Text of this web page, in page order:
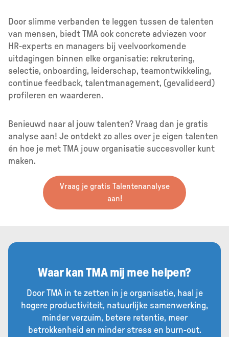
Door slimme verbanden te leggen tussen de talenten
van mensen, biedt TMA ook concrete adviezen voor
HR-experts en managers bij veelvoorkomende
uitdagingen binnen elke organisatie: rekrutering,
selectie, onboarding, leiderschap, teamontwikkeling,
continue feedback, talentmanagement, (gevalideerd)
profileren en waarderen.
Benieuwd naar al jouw talenten? Vraag dan je gratis
analyse aan! Je ontdekt zo alles over je eigen talenten
én hoe je met TMA jouw organisatie succesvoller kunt
maken.
Vraag je gratis Talentenanalyse
aan!
Waar kan TMA mij mee helpen?
Door TMA in te zetten in je organisatie, haal je
hogere productiviteit, natuurlijke samenwerking,
minder verzuim, betere retentie, meer
betrokkenheid en minder stress en burn-out.